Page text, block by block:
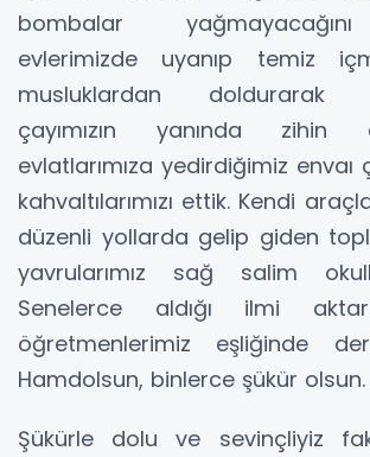
bombalar
evlerimizde uyanıp temiz
musluklardan doldurarak
çayımızın yanında zihin
evlatlarımıza yedirdiğimiz envaı
kahvaltılarımızı ettik. Kendi
düzenli yollarda gelip giden
yavrularımız sağ salim
Senelerce aldığı ilmi
öğretmenlerimiz eşliğinde
Hamdolsun, binlerce şükür olsun.
Şükürle dolu ve sevinçliyiz